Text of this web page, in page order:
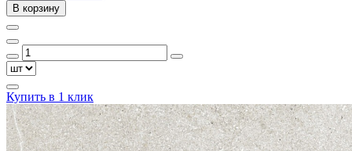
В корзину
Купить в 1 клик